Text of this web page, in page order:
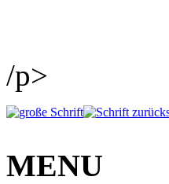
/p>
MENU